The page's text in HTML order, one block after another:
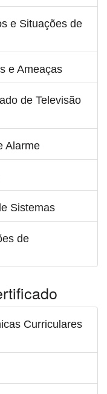
e Situações de
e Ameaças
de Televisão
Alarme
Sistemas
de
Curriculares